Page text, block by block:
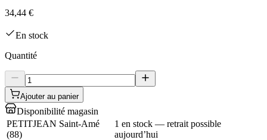
34,44 €
En stock
Quantité
Ajouter au panier
Disponibilité magasin
PETITJEAN Saint-Amé
(88)
1 en stock — retrait possible
aujourd’hui